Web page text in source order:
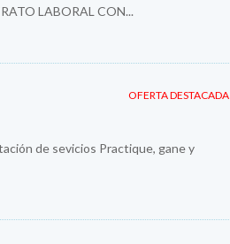
LABORAL CON...
OFERTA DESTACADA
de sevicios Practique, gane y